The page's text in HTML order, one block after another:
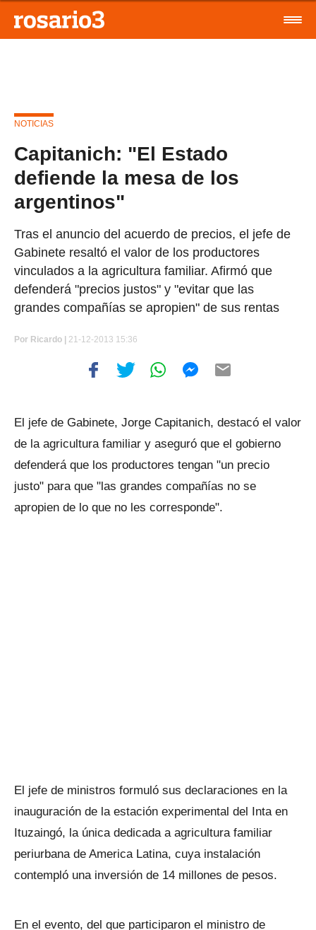
NOTICIAS
Capitanich: "El Estado
defiende la mesa de los
argentinos"
Tras el anuncio del acuerdo de precios, el jefe de
Gabinete resaltó el valor de los productores
vinculados a la agricultura familiar. Afirmó que
defenderá "precios justos" y "evitar que las
grandes compañías se apropien" de sus rentas
Por Ricardo | 21-12-2013 15:36
El jefe de Gabinete, Jorge Capitanich, destacó el valor
de la agricultura familiar y aseguró que el gobierno
defenderá que los productores tengan "un precio
justo" para que "las grandes compañías no se
apropien de lo que no les corresponde".
El jefe de ministros formuló sus declaraciones en la
inauguración de la estación experimental del Inta en
Ituzaingó, la única dedicada a agricultura familiar
periurbana de America Latina, cuya instalación
contempló una inversión de 14 millones de pesos.
En el evento, del que participaron el ministro de